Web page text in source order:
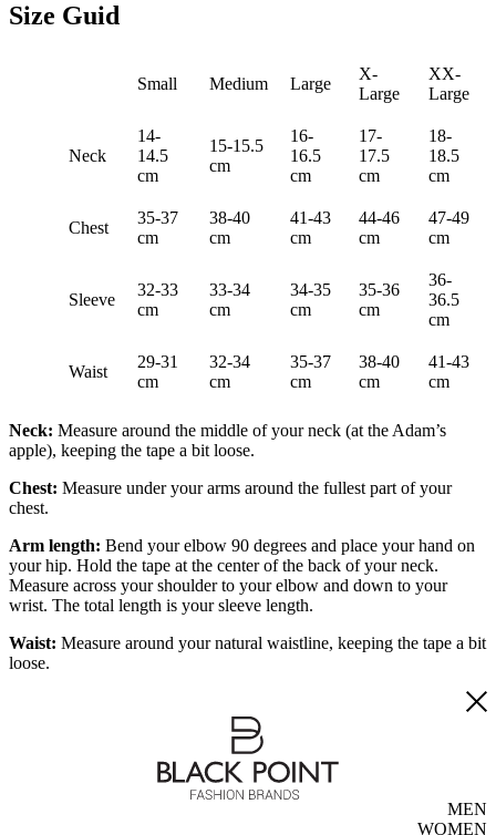
Size Guid
Small Medium Large
X-
Large
XX-
Large
Neck
14-
14.5
cm
15-15.5
cm
16-
16.5
cm
17-
17.5
cm
18-
18.5
cm
Chest
35-37
cm
38-40
cm
41-43
cm
44-46
cm
47-49
cm
Sleeve
32-33
cm
33-34
cm
34-35
cm
35-36
cm
36-
36.5
cm
Waist
29-31
cm
32-34
cm
35-37
cm
38-40
cm
41-43
cm
Neck: Measure around the middle of your neck (at the Adam’s
apple), keeping the tape a bit loose.
Chest: Measure under your arms around the fullest part of your
chest.
Arm length: Bend your elbow 90 degrees and place your hand on
your hip. Hold the tape at the center of the back of your neck.
Measure across your shoulder to your elbow and down to your
wrist. The total length is your sleeve length.
Waist: Measure around your natural waistline, keeping the tape a bit
loose.
MEN
WOMEN